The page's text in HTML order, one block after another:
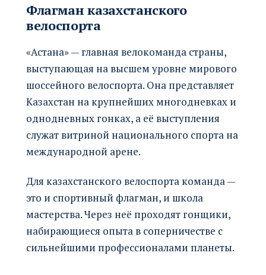
Флагман казахстанского
велоспорта
«Астана» — главная велокоманда страны,
выступающая на высшем уровне мирового
шоссейного велоспорта. Она представляет
Казахстан на крупнейших многодневках и
однодневных гонках, а её выступления
служат витриной национального спорта на
международной арене.
Для казахстанского велоспорта команда —
это и спортивный флагман, и школа
мастерства. Через неё проходят гонщики,
набирающиеся опыта в соперничестве с
сильнейшими профессионалами планеты.